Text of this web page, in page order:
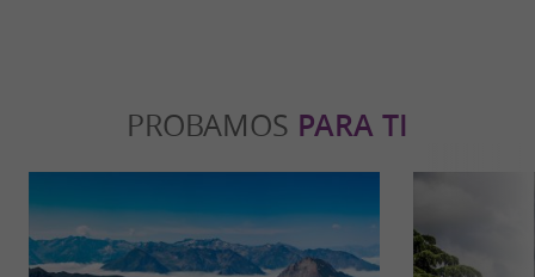
PROBAMOS PARA TI